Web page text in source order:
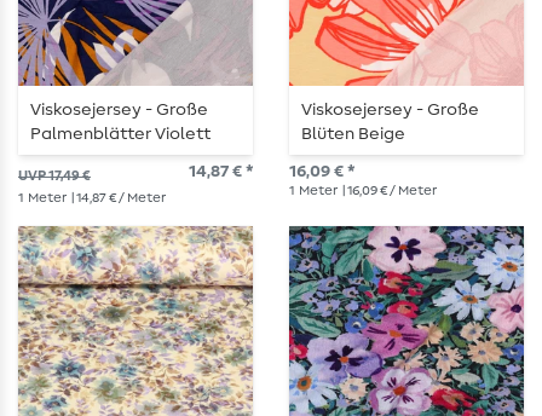
Viskosejersey - Große
Palmenblätter Violett
UVP 17,49 € 14,87 € *
1 Meter | 14,87 € / Meter
Viskosejersey - Große
Blüten Beige
16,09 € *
1 Meter | 16,09 € / Meter